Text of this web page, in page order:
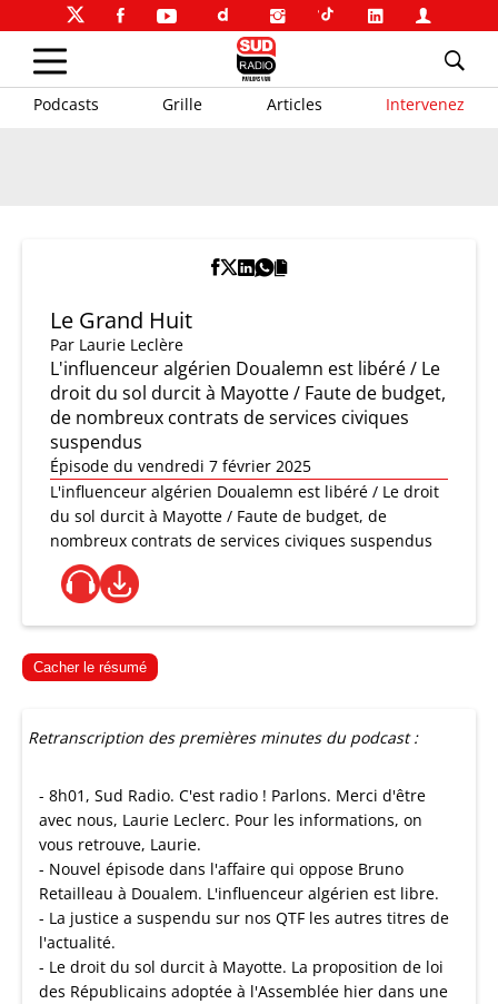
Podcasts Grille Articles Intervenez
Le Grand Huit
Par Laurie Leclère
L'influenceur algérien Doualemn est libéré / Le
droit du sol durcit à Mayotte / Faute de budget,
de nombreux contrats de services civiques
suspendus
Épisode du vendredi 7 février 2025
L'influenceur algérien Doualemn est libéré / Le droit
du sol durcit à Mayotte / Faute de budget, de
nombreux contrats de services civiques suspendus
Cacher le résumé
Retranscription des premières minutes du podcast :
- 8h01, Sud Radio. C'est radio ! Parlons. Merci d'être
avec nous, Laurie Leclerc. Pour les informations, on
vous retrouve, Laurie.
- Nouvel épisode dans l'affaire qui oppose Bruno
Retailleau à Doualem. L'influenceur algérien est libre.
- La justice a suspendu sur nos QTF les autres titres de
l'actualité.
- Le droit du sol durcit à Mayotte. La proposition de loi
des Républicains adoptée à l'Assemblée hier dans une